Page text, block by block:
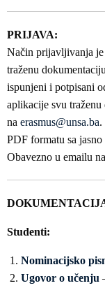
PRIJAVA:
Način prijavljivanja je
traženu
ispunjeni i potpisani
aplikacije svu
na erasmus@unsa.ba.
PDF formatu sa
Obavezno u emailu
Studenti:
Nominacijsko
Ugovor o učenju